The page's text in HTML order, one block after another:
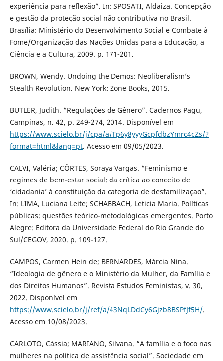
experiência para reflexão”. In: SPOSATI, Aldaiza. Concepção
e gestão da proteção social não contributiva no Brasil.
Brasília: Ministério do Desenvolvimento Social e Combate à
Fome/Organização das Nações Unidas para a Educação, a
Ciência e a Cultura, 2009. p. 171-201.
BROWN, Wendy. Undoing the Demos: Neoliberalism’s
Stealth Revolution. New York: Zone Books, 2015.
BUTLER, Judith. “Regulações de Gênero”. Cadernos Pagu,
Campinas, n. 42, p. 249-274, 2014. Disponível em
https://www.scielo.br/j/cpa/a/Tp6y8yyyGcpfdbzYmrc4cZs/?
format=html&lang=pt. Acesso em 09/05/2023.
CALVI, Valéria; CÔRTES, Soraya Vargas. “Feminismo e
regimes de bem-estar social: da crítica ao conceito de
‘cidadania’ à constituição da categoria de desfamilizaçao”.
In: LIMA, Luciana Leite; SCHABBACH, Leticia Maria. Políticas
públicas: questões teórico-metodológicas emergentes. Porto
Alegre: Editora da Universidade Federal do Rio Grande do
Sul/CEGOV, 2020. p. 109-127.
CAMPOS, Carmen Hein de; BERNARDES, Márcia Nina.
“Ideologia de gênero e o Ministério da Mulher, da Família e
dos Direitos Humanos”. Revista Estudos Feministas, v. 30,
2022. Disponível em
https://www.scielo.br/j/ref/a/43NqLDdCy6Gjzb8BSPfJf5H/.
Acesso em 10/08/2023.
CARLOTO, Cássia; MARIANO, Silvana. “A família e o foco nas
mulheres na política de assistência social”. Sociedade em